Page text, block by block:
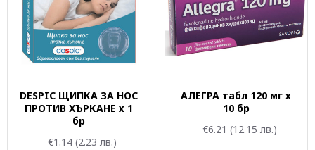
DESPIC ЩИПКА ЗА НОС
ПРОТИВ ХЪРКАНЕ х 1
бр
€1.14 (2.23 лв.)
АЛЕГРА табл 120 мг х
10 бр
€6.21 (12.15 лв.)